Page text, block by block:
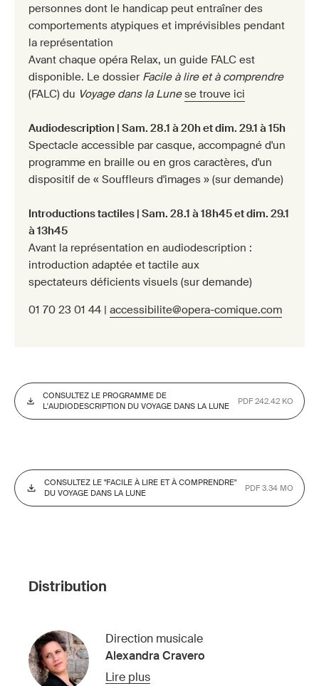
personnes dont le handicap peut entraîner des
comportements atypiques et imprévisibles pendant
la représentation
Avant chaque opéra Relax, un guide FALC est
disponible. Le dossier Facile à lire et à comprendre
(FALC) du Voyage dans la Lune se trouve ici
Audiodescription | Sam. 28.1 à 20h et dim. 29.1 à 15h
Spectacle accessible par casque, accompagné d'un
programme en braille ou en gros caractères, d'un
dispositif de « Souffleurs d'images » (sur demande)
Introductions tactiles | Sam. 28.1 à 18h45 et dim. 29.1
à 13h45
Avant la représentation en audiodescription :
introduction adaptée et tactile aux
spectateurs déficients visuels (sur demande)
01 70 23 01 44 | accessibilite@opera-comique.com
CONSULTEZ LE PROGRAMME DE
L'AUDIODESCRIPTION DU VOYAGE DANS LA LUNE
PDF 242.42 KO
CONSULTEZ LE "FACILE À LIRE ET À COMPRENDRE"
DU VOYAGE DANS LA LUNE
PDF 3.34 MO
Distribution
Direction musicale
Alexandra Cravero
Lire plus